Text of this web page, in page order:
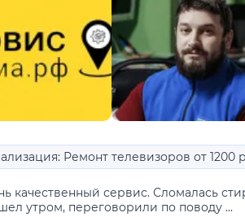
Ремонт телевизоров от 1200
качественный сервис. Сломалась
утром, переговорили по поводу ...